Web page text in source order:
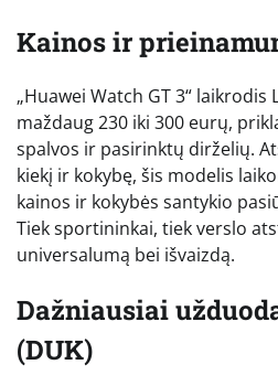
Kainos ir
„Huawei Watch GT 3“
maždaug 230 iki 300 eurų,
spalvos ir pasirinktų dirželių.
kiekį ir kokybę, šis modelis
kainos ir kokybės santykio
Tiek sportininkai, tiek verslo
universalumą bei išvaizdą.
Dažniausiai
(DUK)